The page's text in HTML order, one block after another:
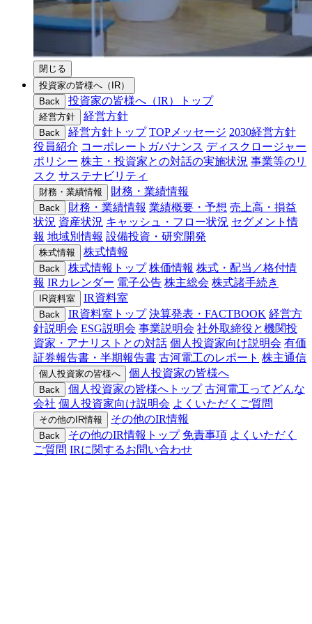
閉じる
投資家の皆様へ（IR）
Back
投資家の皆様へ（IR）トップ
経営方針 経営方針
Back 経営方針トップ TOPメッセージ 2030経営方針
役員紹介 コーポレートガバナンス ディスクロージャー
ポリシー 株主・投資家との対話の実施状況 事業等のリ
スク サステナビリティ
財務・業績情報 財務・業績情報
Back 財務・業績情報 業績概要・予想 売上高・損益
状況 資産状況 キャッシュ・フロー状況 セグメント情
報 地域別情報 設備投資・研究開発
株式情報 株式情報
Back 株式情報トップ 株価情報 株式・配当／格付情
報 IRカレンダー 電子公告 株主総会 株式諸手続き
IR資料室 IR資料室
Back IR資料室トップ 決算発表・FACTBOOK 経営方
針説明会 ESG説明会 事業説明会 社外取締役と機関投
資家・アナリストとの対話 個人投資家向け説明会 有価
証券報告書・半期報告書 古河電工のレポート 株主通信
個人投資家の皆様へ 個人投資家の皆様へ
Back 個人投資家の皆様へトップ 古河電工ってどんな
会社 個人投資家向け説明会 よくいただくご質問
その他のIR情報 その他のIR情報
Back その他のIR情報トップ 免責事項 よくいただく
ご質問 IRに関するお問い合わせ